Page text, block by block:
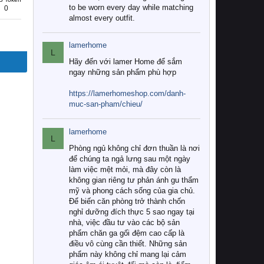
0
to be worn every day while matching
almost every outfit.
L
lamerhome
Hãy đến với lamer Home để sắm
ngay những sản phẩm phù hợp
https://lamerhomeshop.com/danh-
muc-san-pham/chieu/
L
lamerhome
Phòng ngủ không chỉ đơn thuần là nơi
để chúng ta ngả lưng sau một ngày
làm việc mệt mỏi, mà đây còn là
không gian riêng tư phản ánh gu thẩm
mỹ và phong cách sống của gia chủ.
Để biến căn phòng trở thành chốn
nghỉ dưỡng đích thực 5 sao ngay tại
nhà, việc đầu tư vào các bộ sản
phẩm chăn ga gối đệm cao cấp là
điều vô cùng cần thiết. Những sản
phẩm này không chỉ mang lại cảm